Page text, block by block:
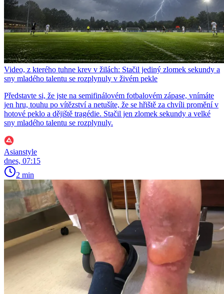
Video, z kterého tuhne krev v žilách: Stačil jediný zlomek sekundy a
sny mladého talentu se rozplynuly v živém pekle
Představte si, že jste na semifinálovém fotbalovém zápase, vnímáte
jen hru, touhu po vítězství a netušíte, že se hřiště za chvíli promění v
hotové peklo a dějiště tragédie. Stačil jen zlomek sekundy a velké
sny mladého talentu se rozplynuly.
Asianstyle
dnes, 07:15
2 min